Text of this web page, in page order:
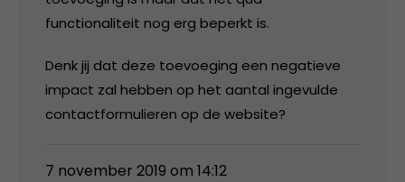
functionaliteit nog erg beperkt is.
Denk jij dat deze toevoeging een negatieve
impact zal hebben op het aantal ingevulde
contactformulieren op de website?
7 november 2019 om 14:12